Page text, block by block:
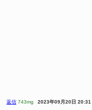
返信 743mg 2023年09月20日 20:31